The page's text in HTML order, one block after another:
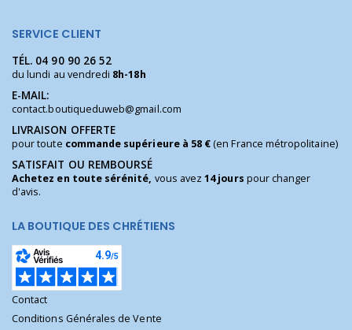
SERVICE CLIENT
TÉL. 04 90 90 26 52
du lundi au vendredi 8h-18h
E-MAIL:
contact.boutiqueduweb@gmail.com
LIVRAISON OFFERTE
pour toute commande supérieure à 58 €(en France métropolitaine)
SATISFAIT OU REMBOURSÉ
Achetez en toute sérénité, vous avez14 jours pour changer
d'avis.
LA BOUTIQUE DES CHRÉTIENS
Contact
Conditions Générales de Vente